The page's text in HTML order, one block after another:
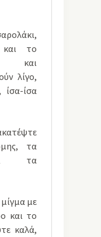
το
και
λίγο,
ίσα
τα
τα
με
και το
καλά,